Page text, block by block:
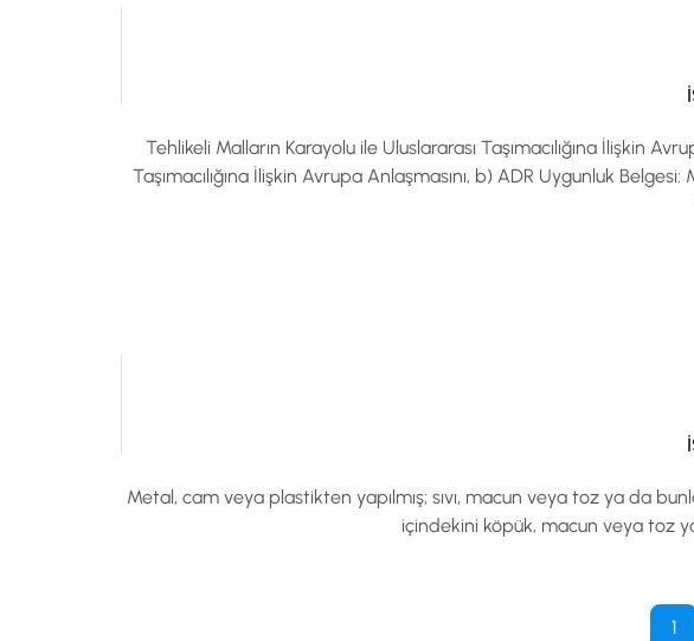
Tehlikeli Malların Karayolu ile Uluslararası Taşımacılığına İlişkin
Taşımacılığına İlişkin Avrupa Anlaşmasını, b) ADR Uygunluk
Metal, cam veya plastikten yapılmış; sıvı, macun veya toz ya da
içindekini köpük, macun veya toz
1